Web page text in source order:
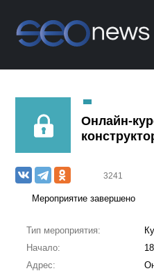
Онлайн-
3241
Мероприятие завершено
Тип мероприятия:
Начало:
Адрес: